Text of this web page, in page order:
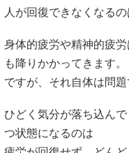
人が回復できなくなる
身体的疲労や精神的疲
も降りかかってきます。
ですが、それ自体は問題
ひどく気分が落ち込ん
つ状態になるのは